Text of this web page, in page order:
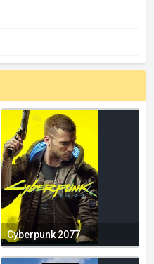
Cyberpunk 2077